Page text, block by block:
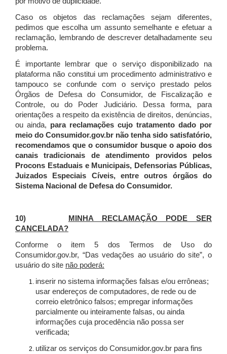
Caso os objetos das reclamações sejam diferentes,
pedimos que escolha um assunto semelhante e efetuar a
reclamação, lembrando de descrever detalhadamente seu
problema.
É importante lembrar que o serviço disponibilizado na
plataforma não constitui um procedimento administrativo e
tampouco se confunde com o serviço prestado pelos
Órgãos de Defesa do Consumidor, de Fiscalização e
Controle, ou do Poder Judiciário. Dessa forma, para
orientações a respeito da existência de direitos, denúncias,
ou ainda, para reclamações cujo tratamento dado por
meio do Consumidor.gov.br não tenha sido satisfatório,
recomendamos que o consumidor busque o apoio dos
canais tradicionais de atendimento providos pelos
Procons Estaduais e Municipais, Defensorias Públicas,
Juizados Especiais Cíveis, entre outros órgãos do
Sistema Nacional de Defesa do Consumidor.
10)
MINHA RECLAMAÇÃO PODE SER
CANCELADA?
Conforme o item 5 dos Termos de Uso do
Consumidor.gov.br, “Das vedações ao usuário do site”, o
usuário do site não poderá:
inserir no sistema informações falsas e/ou errôneas;
usar endereços de computadores, de rede ou de
correio eletrônico falsos; empregar informações
parcialmente ou inteiramente falsas, ou ainda
informações cuja procedência não possa ser
verificada;
utilizar os serviços do Consumidor.gov.br para fins